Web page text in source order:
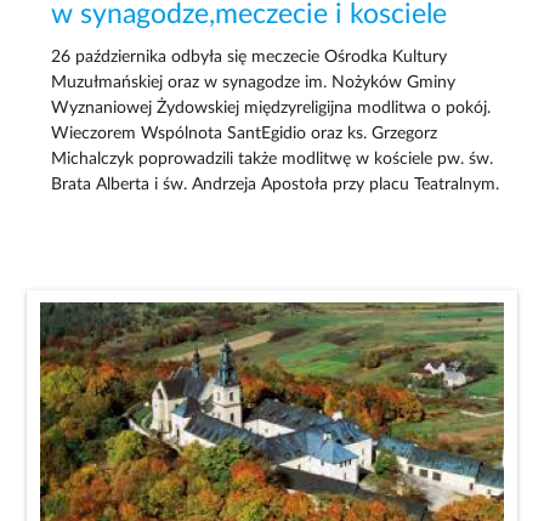
w synagodze,meczecie i kosciele
26 października odbyła się meczecie Ośrodka Kultury
Muzułmańskiej oraz w synagodze im. Nożyków Gminy
Wyznaniowej Żydowskiej międzyreligijna modlitwa o pokój.
Wieczorem Wspólnota SantEgidio oraz ks. Grzegorz
Michalczyk poprowadzili także modlitwę w kościele pw. św.
Brata Alberta i św. Andrzeja Apostoła przy placu Teatralnym.